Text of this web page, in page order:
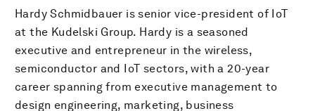
Hardy Schmidbauer is senior vice-president of IoT
at the Kudelski Group. Hardy is a seasoned
executive and entrepreneur in the wireless,
semiconductor and IoT sectors, with a 20-year
career spanning from executive management to
design engineering, marketing, business